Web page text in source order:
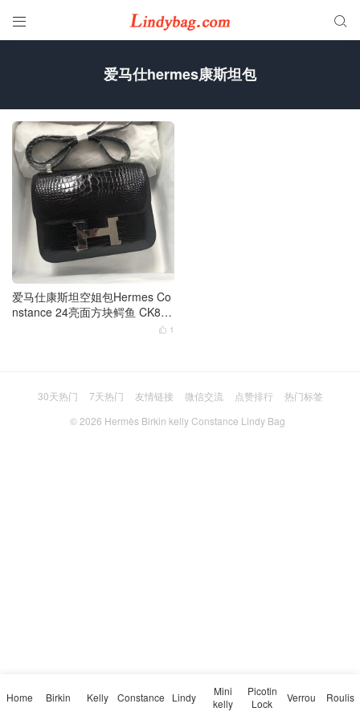
 
爱马仕hermes康斯坦包
爱马仕康斯坦空姐包Hermes Co
nstance 24亮面方块鳄鱼 CK89
 1
30天热门 7天热门 友情链接 微信交流 点赞排行
热门标签
© 2026 Hermès Birkin kelly Constance Lindy Bag
Home Birkin Kelly Constance Lindy
Mini
kelly
Picotin
Lock
Verrou Roulis